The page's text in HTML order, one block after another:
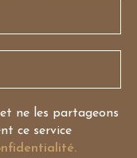
ne les partageons
ce service